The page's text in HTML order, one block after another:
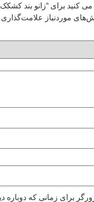
برای “زانو بند كشكک باز
موردنیاز علامت‌گذاری
برای زمانی که دوباره